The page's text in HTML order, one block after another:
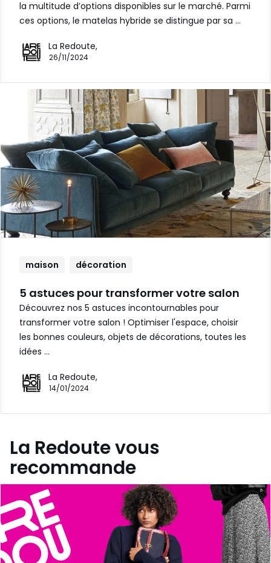
la multitude d’options disponibles sur le marché. Parmi
ces options, le matelas hybride se distingue par sa …
La Redoute,
26/11/2024
maison décoration
5 astuces pour transformer votre salon
Découvrez nos 5 astuces incontournables pour
transformer votre salon ! Optimiser l'espace, choisir
les bonnes couleurs, objets de décorations, toutes les
idées …
La Redoute,
14/01/2024
La Redoute vous
recommande